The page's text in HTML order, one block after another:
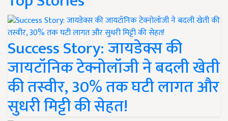
Success Story: जायडेक्स की
जायटॉनिक टेक्नोलॉजी ने बदली खेती
की तस्वीर, 30% तक घटी लागत और
सुधरी मिट्टी की सेहत!